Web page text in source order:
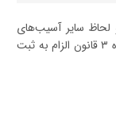
لحاظ سایر آسیب‌های
مترتب بر درج پیش نویس قرارداد موضوع ماده ۳ قانون الزام به ثبت